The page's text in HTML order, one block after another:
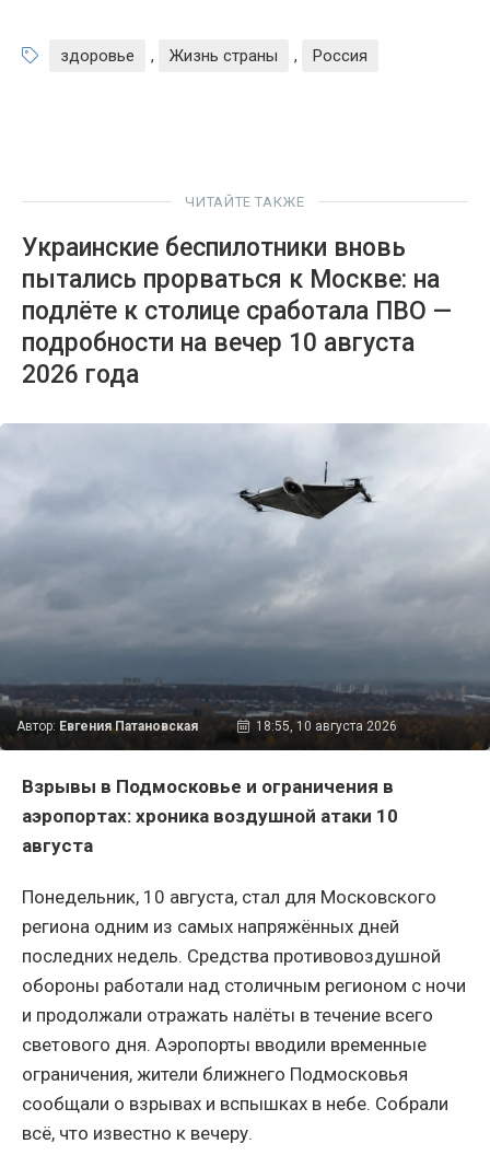
здоровье , Жизнь страны , Россия
ЧИТАЙТЕ ТАКЖЕ
Украинские беспилотники вновь
пытались прорваться к Москве: на
подлёте к столице сработала ПВО —
подробности на вечер 10 августа
2026 года
Автор: Евгения Патановская 18:55, 10 августа 2026
Взрывы в Подмосковье и ограничения в
аэропортах: хроника воздушной атаки 10
августа
Понедельник, 10 августа, стал для Московского
региона одним из самых напряжённых дней
последних недель. Средства противовоздушной
обороны работали над столичным регионом с ночи
и продолжали отражать налёты в течение всего
светового дня. Аэропорты вводили временные
ограничения, жители ближнего Подмосковья
сообщали о взрывах и вспышках в небе. Собрали
всё, что известно к вечеру.